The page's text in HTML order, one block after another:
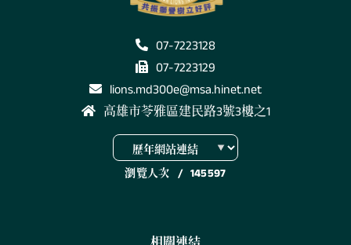
07-7223128
07-7223129
lions.md300e@msa.hinet.net
高雄市苓雅區建民路3號3樓之1
瀏覽人次 / 145597